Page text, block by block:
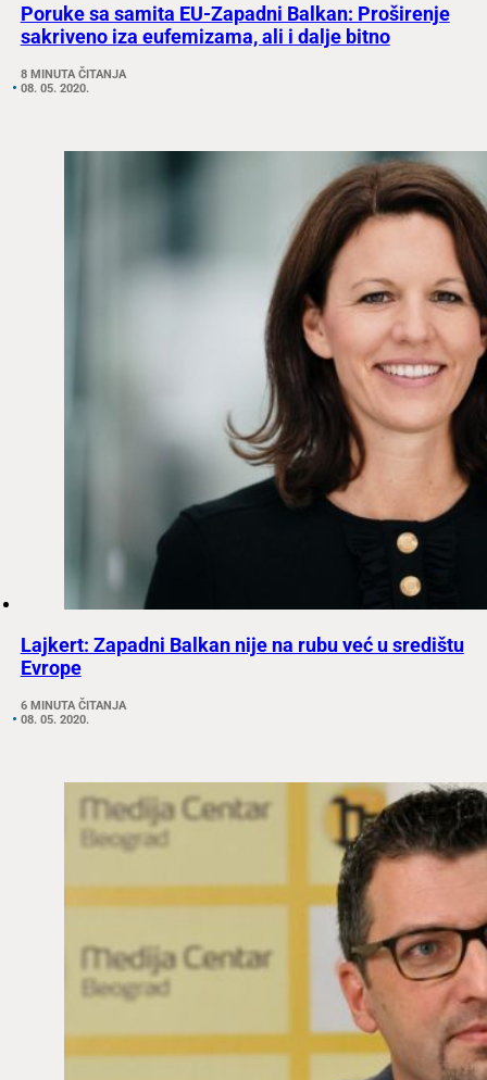
Poruke sa samita EU-Zapadni Balkan: Proširenje
sakriveno iza eufemizama, ali i dalje bitno
8 MINUTA ČITANJA
08. 05. 2020.
Lajkert: Zapadni Balkan nije na rubu već u središtu
Evrope
6 MINUTA ČITANJA
08. 05. 2020.